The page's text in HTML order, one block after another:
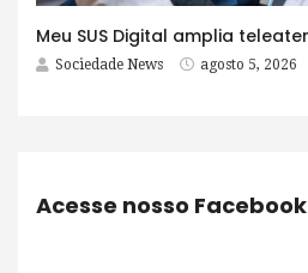
Sociedade News agosto 5, 2026
Acesse nosso Facebook